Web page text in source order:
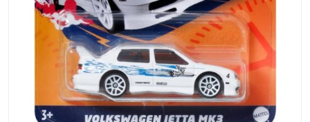
1/18 Motormax
1/18 Otto Models